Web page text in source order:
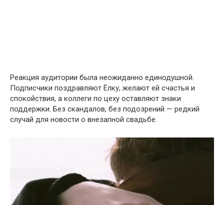
Реакция аудитории была неожиданно единодушной.
Подписчики поздравляют Ёлку, желают ей счастья и
спокойствия, а коллеги по цеху оставляют знаки
поддержки. Без скандалов, без подозрений — редкий
случай для новости о внезапной свадьбе.